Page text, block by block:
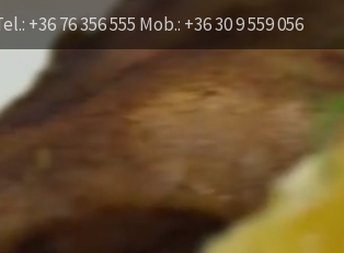
+36 76 356 555 Mob.: +36 30 9 559 056